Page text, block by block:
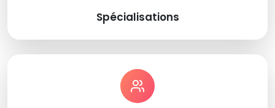
Spécialisations